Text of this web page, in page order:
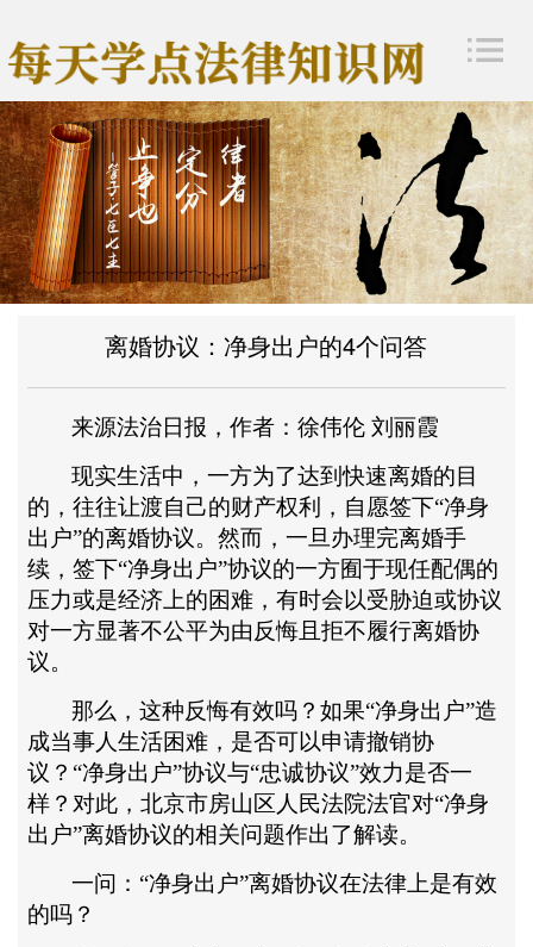
离婚协议：净身出户的4个问答
来源法治日报，作者：徐伟伦 刘丽霞
现实生活中，一方为了达到快速离婚的目
的，往往让渡自己的财产权利，自愿签下“净身
出户”的离婚协议。然而，一旦办理完离婚手
续，签下“净身出户”协议的一方囿于现任配偶的
压力或是经济上的困难，有时会以受胁迫或协议
对一方显著不公平为由反悔且拒不履行离婚协
议。
那么，这种反悔有效吗？如果“净身出户”造
成当事人生活困难，是否可以申请撤销协
议？“净身出户”协议与“忠诚协议”效力是否一
样？对此，北京市房山区人民法院法官对“净身
出户”离婚协议的相关问题作出了解读。
一问： “净身出户”离婚协议在法律上是有效
的吗？